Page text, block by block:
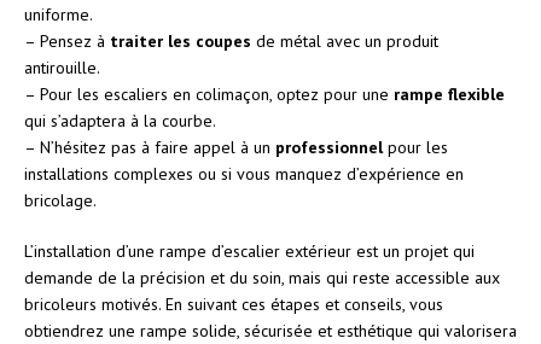
uniforme.
– Pensez à traiter les coupes de métal avec un produit
antirouille.
– Pour les escaliers en colimaçon, optez pour une rampe flexible
qui s’adaptera à la courbe.
– N’hésitez pas à faire appel à un professionnelpour les
installations complexes ou si vous manquez d’expérience en
bricolage.
L’installation d’une rampe d’escalier extérieur est un projet qui
demande de la précision et du soin, mais qui reste accessible aux
bricoleurs motivés. En suivant ces étapes et conseils, vous
obtiendrez une rampe solide, sécurisée et esthétique qui valorisera